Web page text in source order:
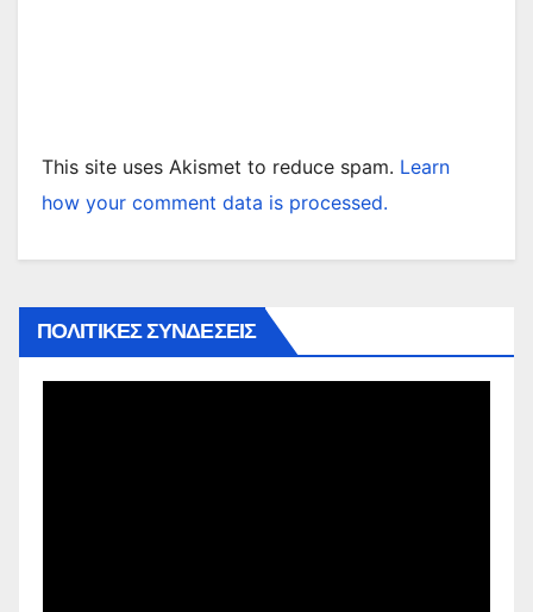
This site uses Akismet to reduce spam. Learn
how your comment data is processed.
ΠΟΛΙΤΙΚΕΣ ΣΥΝΔΕΣΕΙΣ